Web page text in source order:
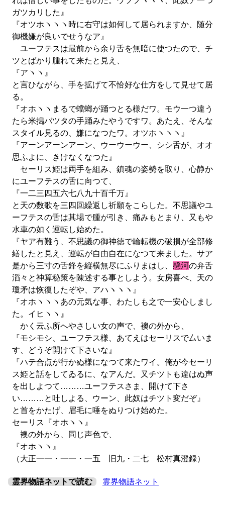
ガツカリした』
『オツホヽヽヽ時に右守は如何して居られますか、随分
御機嫌が良いでせうなア』
ユーフテスは最前から余り舌を無暗に使つたので、チ
ツとばかり腫れて来たと見え、
『アヽヽ』
と言ひながら、手を拡げて不恰好な仕方をして見せて居
る。
『オホヽヽまるで蟷螂が踊つとる様だワ。モウ一つ違う
たら米搗バツタの手踊みたやうですワ。あたえ、そんな
スタイル見るの、嫌になつたワ。オツホヽヽヽ』
『アーンアーンアーン、ウーウーウー、シシ舌が、オオ
思ふよに、きけなくなつた』
セーリス姫は両手を組み、鎮魂の姿勢を取り、心静か
にユーフテスの舌に向つて、
『一二三四五六七八九十百千万』
と天の数歌を三四回繰返し祈願をこらした。不思議やユ
ーフテスの舌は其場で腫が引き、痛みもとまり、又もや
水車の如く運転し始めた。
『ヤア有難う、不思議の御神徳で輪転機の破損が全部修
繕したと見え、運転が自由自在になつて来ました。サア
是から三寸の舌鋒を縦横無尽にふりまはし、 懸河の弁舌
滔々と神算秘策を陳述する事としよう。女房喜べ、天の
瓊矛は恢復したぞや、アハヽヽヽ』
『オホヽヽヽあの元気な事、わたしも之で一安心しまし
た。イヒヽヽ』
かく云ふ所へやさしい女の声で、襖の外から、
『モシモシ、ユーフテス様、あてえはセーリスで厶いま
す、どうぞ開けて下さいな』
『ハテ合点が行かぬ様になつて来たワイ。俺が今セーリ
ス姫と話をしてゐるに、なアんだ。又チツトも違はぬ声
を出しよつて………ユーフテスさま、開けて下さ
い………と吐しよる、ウーン、此奴はチツト変だぞ』
と首をかたげ、眉毛に唾をぬりつけ始めた。
セーリス『オホヽヽ』
襖の外から、同じ声色で、
『オホヽヽ』
（大正一一・一一・一五 旧九・二七 松村真澄録）
霊界物語ネットで読む 霊界物語ネット